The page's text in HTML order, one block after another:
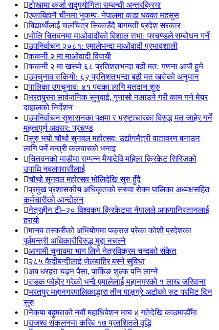
टोखामा कर्जा सदुपयोगिता सम्बन्धी अन्तरक्रिया
एकाबिहानै चीनमा भुकम्पः नेपालमा कडा धक्का महसुस
बिद्यार्थीलाई चलचित्र सिकाउँदै बागमती प्रदेश सरकार
भोलि चितवनमा माओवादीको विशाल सभा: प्रचण्डले सम्बोधन गर्ने
उपनिर्वाचन २०८१: एमालेभन्दा माओवादी प्रभावशाली
ककनी २ मा माओवादी विजयी
ककनी २ मा खस्यो ६८ प्रतिशतभन्दा बढी मत: गणना आजै हुने
उपचुनाव सकियो: ६२ प्रतिशतभन्दा बढी मत खसेको अनुमान
पालिका उपचुनाव: ४१ पदका लागि मतदान शुरु
भरतपुुरमा सार्वजनिक सुनुवाई, गुनासो नआउने गरी काम गर्न मेयर
दाहालको निर्देशन
उपनिर्वाचन सुशासनका पक्षमा र भ्रष्टाचारका विरुद्ध मत जाहेर गर्ने
महत्वपूर्ण अवसर: प्रचण्ड
सुरु भयो चौथो सुनवल महोत्सव: उद्योगमैत्री वातावरण बनाउन
लागि पर्ने मन्त्री कलवारको भनाइ
चितवनको माडीमा सम्पन्न मैयादेवि महिला क्रिकेट सिरिजको
उपाधि नवलपरासीलाई
चौथो सुनवल महोत्सव भोलिदेखि सुरु हुँदै
प्रमुख प्रशासकीय अधिकृतको सरुवा रोक्न पालिका अध्यक्षसहित
कर्मचारीको आन्दोलन
नेत्रहीन टी–२० विश्वकप क्रिकेटमा नेपालले अफगानिस्तानलाई
हरायो
मानव तस्करीको अभियोगमा पक्राउ परेका कोशी प्रदेशका
पूर्वमन्त्री अधिकारीविरुद्ध मुद्दा नचल्ने
आगामी चुनावमा भाग लिने नेत्रविक्रम चन्दको संकेत
२८५ कैदीबन्दीलाई जेलबाहिर बस्ने सुविधा
अब धरहरा चढ्न पैसा, पार्किङ शुल्क पनि लाग्ने
सडक फोहोर गरेको भन्दै एमालेलाई महानगरको १ लाख जरिवाना
भरतपुर महानगरपालिकाद्धारा तीन पाङ्ग्रे अटोको रुट परमिट दिन
सुरु
नेकपा बहुमतको नवौं महाधिवेशन माघ ४ गतेदेखि काठमाडौँमा
राजश्व संकलनमा करिब १७ प्रतशितले वृद्धि